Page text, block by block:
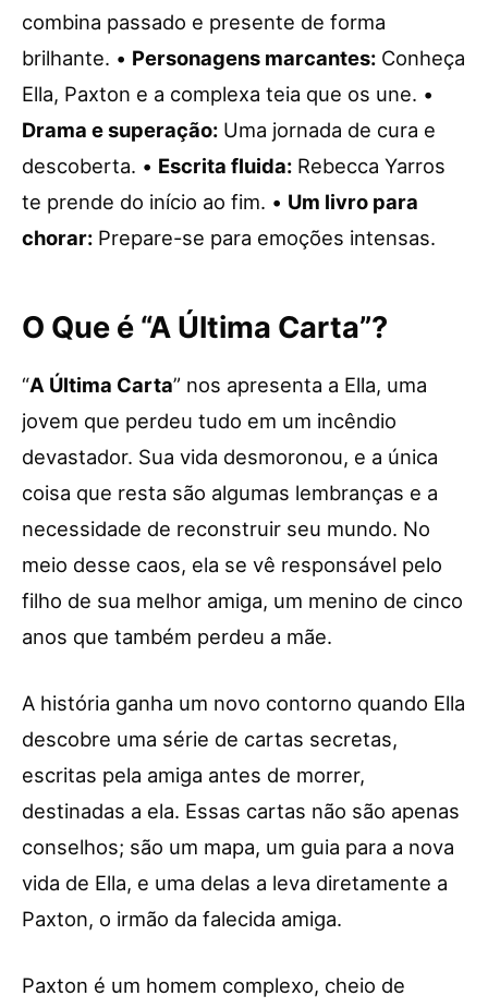
combina passado e presente de forma
brilhante. • Personagens marcantes: Conheça
Ella, Paxton e a complexa teia que os une. •
Drama e superação: Uma jornada de cura e
descoberta. • Escrita fluida: Rebecca Yarros
te prende do início ao fim. • Um livro para
chorar: Prepare-se para emoções intensas.
O Que é “A Última Carta”?
“A Última Carta” nos apresenta a Ella, uma
jovem que perdeu tudo em um incêndio
devastador. Sua vida desmoronou, e a única
coisa que resta são algumas lembranças e a
necessidade de reconstruir seu mundo. No
meio desse caos, ela se vê responsável pelo
filho de sua melhor amiga, um menino de cinco
anos que também perdeu a mãe.
A história ganha um novo contorno quando Ella
descobre uma série de cartas secretas,
escritas pela amiga antes de morrer,
destinadas a ela. Essas cartas não são apenas
conselhos; são um mapa, um guia para a nova
vida de Ella, e uma delas a leva diretamente a
Paxton, o irmão da falecida amiga.
Paxton é um homem complexo, cheio de